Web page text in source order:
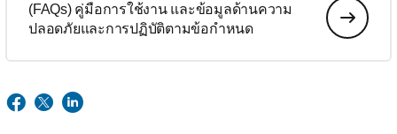
(FAQs) คู่มือการใช้งาน และข้อมูลด้านความ
ปลอดภัยและการปฏิบัติตามข้อกำหนด